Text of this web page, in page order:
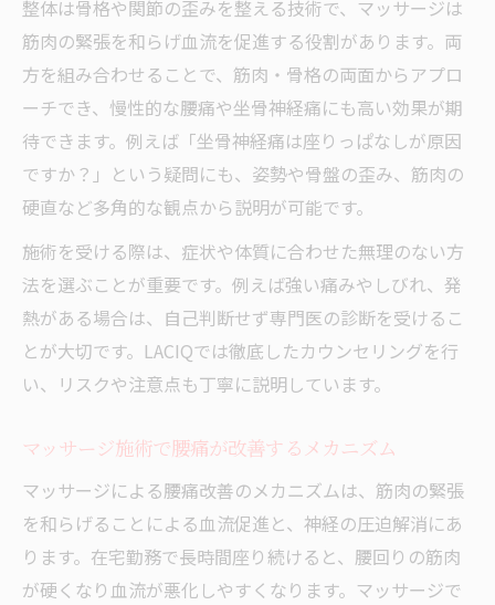
整体は骨格や関節の歪みを整える技術で、マッサージは
筋肉の緊張を和らげ血流を促進する役割があります。両
方を組み合わせることで、筋肉・骨格の両面からアプロ
ーチでき、慢性的な腰痛や坐骨神経痛にも高い効果が期
待できます。例えば「坐骨神経痛は座りっぱなしが原因
ですか？」という疑問にも、姿勢や骨盤の歪み、筋肉の
硬直など多角的な観点から説明が可能です。
施術を受ける際は、症状や体質に合わせた無理のない方
法を選ぶことが重要です。例えば強い痛みやしびれ、発
熱がある場合は、自己判断せず専門医の診断を受けるこ
とが大切です。LACIQでは徹底したカウンセリングを行
い、リスクや注意点も丁寧に説明しています。
マッサージ施術で腰痛が改善するメカニズム
マッサージによる腰痛改善のメカニズムは、筋肉の緊張
を和らげることによる血流促進と、神経の圧迫解消にあ
ります。在宅勤務で長時間座り続けると、腰回りの筋肉
が硬くなり血流が悪化しやすくなります。マッサージで